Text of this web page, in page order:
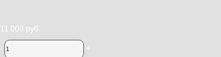
11 000 руб.
-
+